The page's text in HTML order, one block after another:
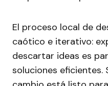
El proceso local de
caótico e iterativo:
descartar ideas es
soluciones eficientes.